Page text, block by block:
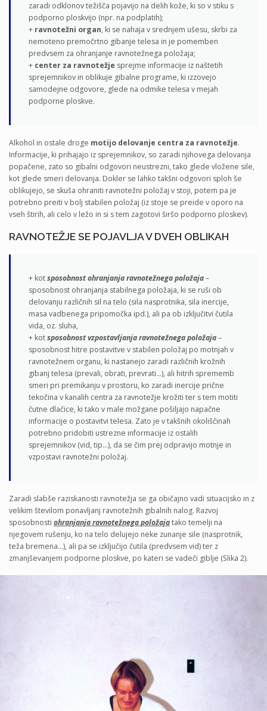
zaradi odklonov težišča pojavijo na delih kože, ki so v stiku s
podporno ploskvijo (npr. na podplatih);
+ ravnotežni organ, ki se nahaja v srednjem ušesu, skrbi za
nemoteno premočrtno gibanje telesa in je pomemben
predvsem za ohranjanje ravnotežnega položaja;
+ center za ravnotežje sprejme informacije iz naštetih
sprejemnikov in oblikuje gibalne programe, ki izzovejo
samodejne odgovore, glede na odmike telesa v mejah
podporne ploskve.
Alkohol in ostale droge motijo delovanje centra za ravnotežje.
Informacije, ki prihajajo iz sprejemnikov, so zaradi njihovega delovanja
popačene, zato so gibalni odgovori neustrezni, tako glede vložene sile,
kot glede smeri delovanja. Dokler se lahko takšni odgovori sploh še
oblikujejo, se skuša ohraniti ravnotežni položaj v stoji, potem pa je
potrebno preiti v bolj stabilen položaj (iz stoje se preide v oporo na
vseh štirih, ali celo v ležo in si s tem zagotovi širšo podporno ploskev).
RAVNOTEŽJE SE POJAVLJA V DVEH OBLIKAH
+ kotsposobnost ohranjanja ravnotežnega položaja–
sposobnost ohranjanja stabilnega položaja, ki se ruši ob
delovanju različnih sil na telo (sila nasprotnika, sila inercije,
masa vadbenega pripomočka ipd.), ali pa ob izključitvi čutila
vida, oz. sluha,
+ kotsposobnost vzpostavljanja ravnotežnega položaja–
sposobnost hitre postavitve v stabilen položaj po motnjah v
ravnotežnem organu, ki nastanejo zaradi različnih krožnih
gibanj telesa (prevali, obrati, prevrati…), ali hitrih sprememb
smeri pri premikanju v prostoru, ko zaradi inercije prične
tekočina v kanalih centra za ravnotežje krožiti ter s tem motiti
čutne dlačice, ki tako v male možgane pošiljajo napačne
informacije o postavitvi telesa. Zato je v takšnih okoliščinah
potrebno pridobiti ustrezne informacije iz ostalih
sprejemnikov (vid, tip…), da se čim prej odpravijo motnje in
vzpostavi ravnotežni položaj.
Zaradi slabše raziskanosti ravnotežja se ga običajno vadi situacijsko in z
velikim številom ponavljanj ravnotežnih gibalnih nalog. Razvoj
sposobnosti ohranjanja ravnotežnega položajatako temelji na
njegovem rušenju, ko na telo delujejo neke zunanje sile (nasprotnik,
teža bremena…), ali pa se izključijo čutila (predvsem vid) ter z
zmanjševanjem podporne ploskve, po kateri se vadeči giblje (Slika 2).